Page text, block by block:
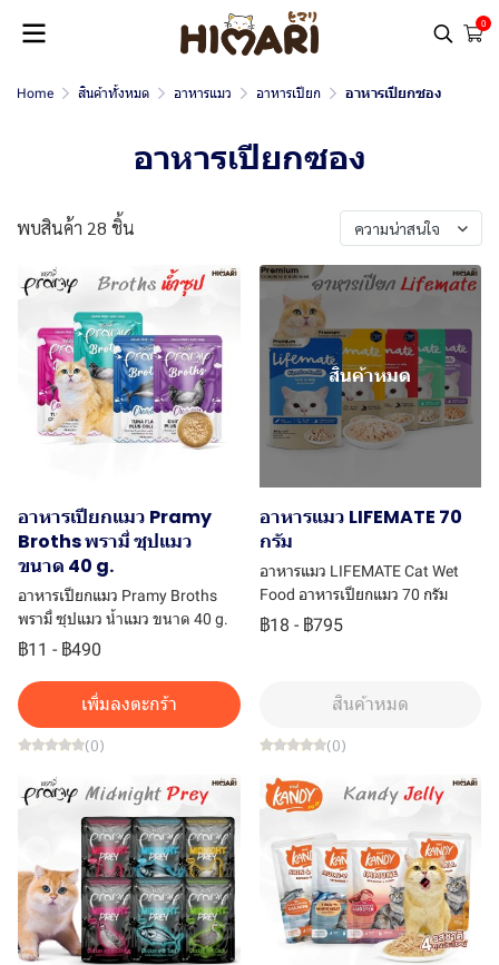
0
Home สินค้าทั้งหมด อาหารแมว อาหารเปียก อาหารเปียกซอง
อาหารเปียกซอง
พบสินค้า 28 ชิ้น ความน่าสนใจ
อาหารเปียกแมว Pramy
Broths พรามี่ ซุปแมว
ขนาด 40 g.
อาหารเปียกแมว Pramy Broths
พรามี่ ซุปแมว น้ำแมว ขนาด 40 g.
฿11 - ฿490
เพิ่มลงตะกร้า
(0)
สินค้าหมด
อาหารแมว LIFEMATE 70
กรัม
อาหารแมว LIFEMATE Cat Wet
Food อาหารเปียกแมว 70 กรัม
฿18 - ฿795
สินค้าหมด
(0)